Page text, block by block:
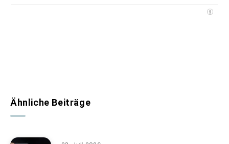
Ähnliche Beiträge